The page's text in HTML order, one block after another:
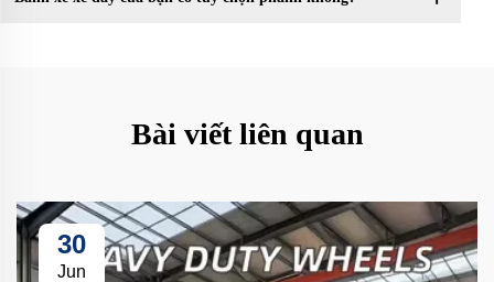
Bài viết liên quan
30
Jun